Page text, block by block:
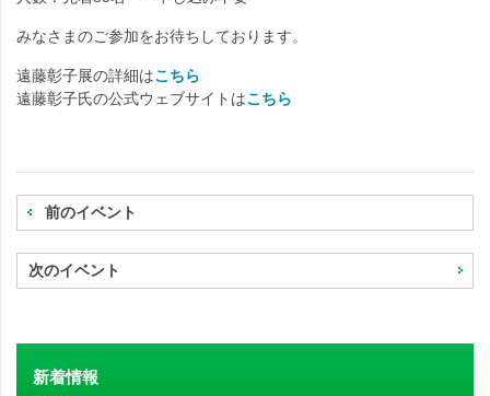
みなさまのご参加をお待ちしております。
遠藤彰子展の詳細はこちら
遠藤彰子氏の公式ウェブサイトはこちら
前のイベント
次のイベント
新着情報